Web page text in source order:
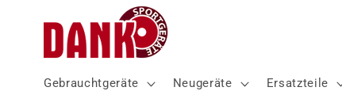
zum
Inhalt
Gebrauchtgeräte Neugeräte Ersatzteile